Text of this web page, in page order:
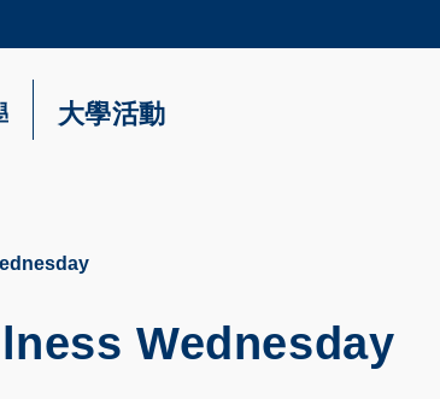
科大新聞
大學活動
Wednesday